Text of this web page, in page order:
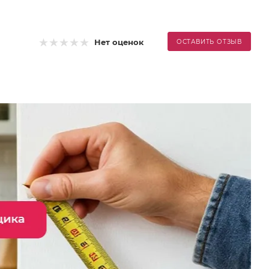
Нет оценок ОСТАВИТЬ ОТЗЫВ